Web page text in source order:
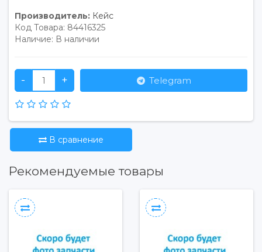
Производитель: Кейс
Код Товара: 84416325
Наличие: В наличии
- + Telegram
В сравнение
Рекомендуемые товары